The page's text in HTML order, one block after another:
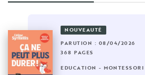
NOUVEAUTÉ
PARUTION : 08/04/2026
368 PAGES
EDUCATION - MONTESSORI